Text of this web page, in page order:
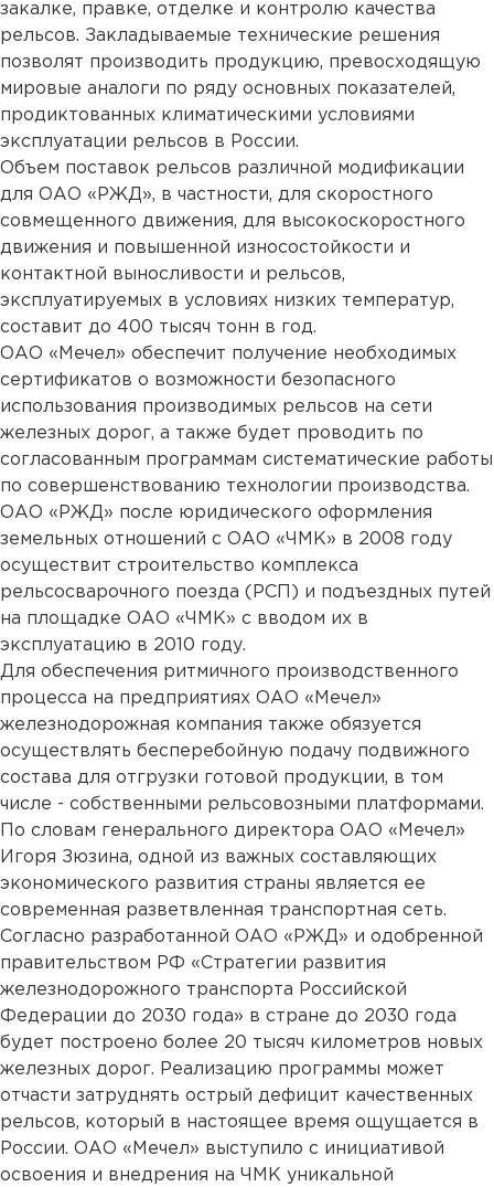
закалке, правке, отделке и контролю качества
рельсов. Закладываемые технические решения
позволят производить продукцию, превосходящую
мировые аналоги по ряду основных показателей,
продиктованных климатическими условиями
эксплуатации рельсов в России.
Объем поставок рельсов различной модификации
для ОАО «РЖД», в частности, для скоростного
совмещенного движения, для высокоскоростного
движения и повышенной износостойкости и
контактной выносливости и рельсов,
эксплуатируемых в условиях низких температур,
составит до 400 тысяч тонн в год.
ОАО «Мечел» обеспечит получение необходимых
сертификатов о возможности безопасного
использования производимых рельсов на сети
железных дорог, а также будет проводить по
согласованным программам систематические работы
по совершенствованию технологии производства.
ОАО «РЖД» после юридического оформления
земельных отношений с ОАО «ЧМК» в 2008 году
осуществит строительство комплекса
рельсосварочного поезда (РСП) и подъездных путей
на площадке ОАО «ЧМК» с вводом их в
эксплуатацию в 2010 году.
Для обеспечения ритмичного производственного
процесса на предприятиях ОАО «Мечел»
железнодорожная компания также обязуется
осуществлять бесперебойную подачу подвижного
состава для отгрузки готовой продукции, в том
числе - собственными рельсовозными платформами.
По словам генерального директора ОАО «Мечел»
Игоря Зюзина, одной из важных составляющих
экономического развития страны является ее
современная разветвленная транспортная сеть.
Согласно разработанной ОАО «РЖД» и одобренной
правительством РФ «Стратегии развития
железнодорожного транспорта Российской
Федерации до 2030 года» в стране до 2030 года
будет построено более 20 тысяч километров новых
железных дорог. Реализацию программы может
отчасти затруднять острый дефицит качественных
рельсов, который в настоящее время ощущается в
России. ОАО «Мечел» выступило с инициативой
освоения и внедрения на ЧМК уникальной